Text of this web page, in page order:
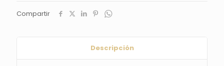
Compartir
Descripción